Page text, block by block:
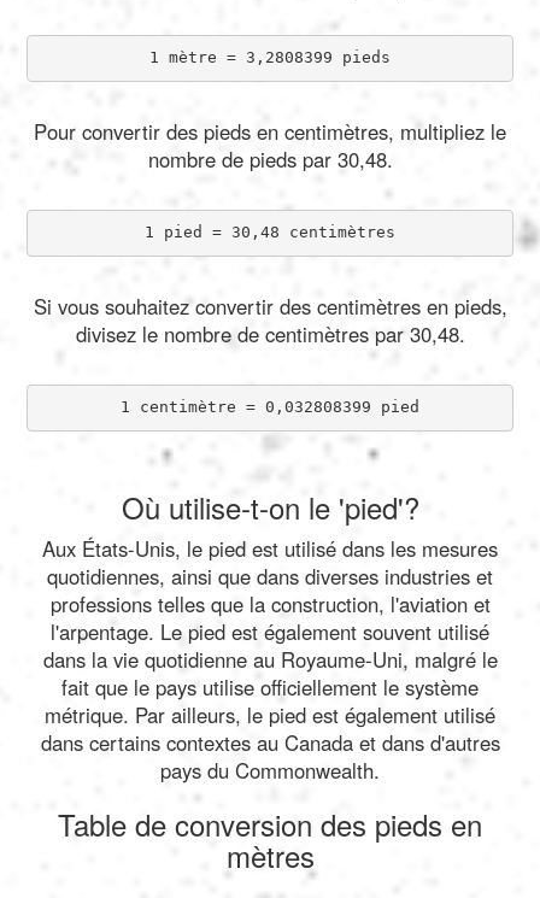
1 mètre = 3,2808399 pieds
Pour convertir des pieds en centimètres, multipliez le
nombre de pieds par 30,48.
1 pied = 30,48 centimètres
Si vous souhaitez convertir des centimètres en pieds,
divisez le nombre de centimètres par 30,48.
1 centimètre = 0,032808399 pied
Où utilise-t-on le 'pied'?
Aux États-Unis, le pied est utilisé dans les mesures
quotidiennes, ainsi que dans diverses industries et
professions telles que la construction, l'aviation et
l'arpentage. Le pied est également souvent utilisé
dans la vie quotidienne au Royaume-Uni, malgré le
fait que le pays utilise officiellement le système
métrique. Par ailleurs, le pied est également utilisé
dans certains contextes au Canada et dans d'autres
pays du Commonwealth.
Table de conversion des pieds en
mètres